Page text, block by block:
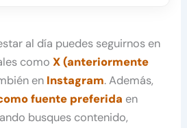
al día puedes seguirnos en
comoX (anteriormente
en Instagram. Además,
fuente preferida en
busques contenido,